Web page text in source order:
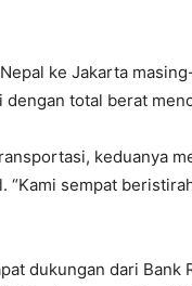
ke Jakarta
total berat
keduanya
“Kami sempat
dukungan dari Bank